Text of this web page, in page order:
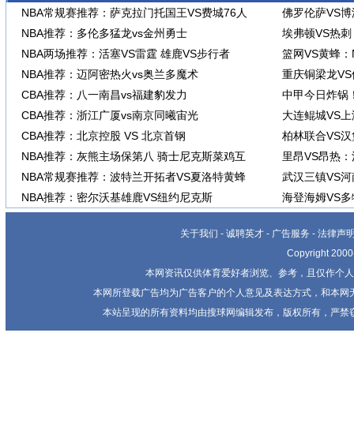
NBA常规赛推荐：萨克拉门托国王VS费城76人
NBA推荐：多伦多猛龙vs金州勇士
NBA两场推荐：活塞VS雷霆 雄鹿VS步行者
NBA推荐：迈阿密热火vs奥兰多魔术
CBA推荐：八一南昌vs福建豹发力
CBA推荐：浙江广厦vs南京同曦宙光
CBA推荐：北京控股 VS 北京首钢
NBA推荐：灰熊主场保第八 骑士尼克斯菜鸡互
NBA常规赛推荐：波特兰开拓者VS夏洛特黄蜂
NBA推荐：密尔沃基雄鹿VS纽约尼克斯
佛罗伦萨VS
埃弗顿VS热
篮网VS黄蜂
重庆铜梁龙
中甲今日炸锅
大连鲲城VS
柏林联合VS
里昂VS昂热
武汉三镇VS
海登海姆VS
关于我们 - 诚聘英才 - 广告服务 - 法律声
Copyright
本网资讯仅供体育爱好者浏览、参考，且仅作个
本网所登载广告均为广告客户的个人意见及表达方式，和本
本站呈现的所有资料均由搜球网编辑发布，版权所有，严